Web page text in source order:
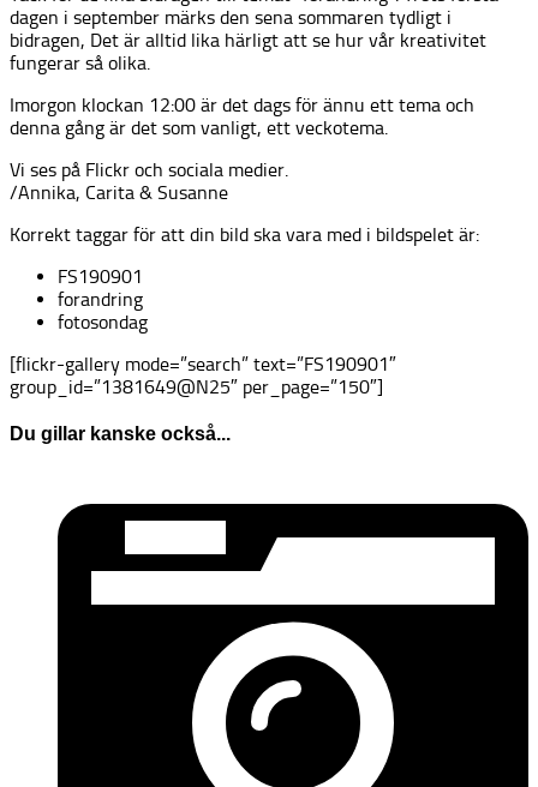
dagen i september märks den sena sommaren tydligt i
bidragen, Det är alltid lika härligt att se hur vår kreativitet
fungerar så olika.
Imorgon klockan 12:00 är det dags för ännu ett tema och
denna gång är det som vanligt, ett veckotema.
Vi ses på Flickr och sociala medier.
/Annika, Carita & Susanne
Korrekt taggar för att din bild ska vara med i bildspelet är:
FS190901
forandring
fotosondag
[flickr-gallery mode=”search” text=”FS190901″
group_id=”1381649@N25″ per_page=”150″]
Du gillar kanske också...